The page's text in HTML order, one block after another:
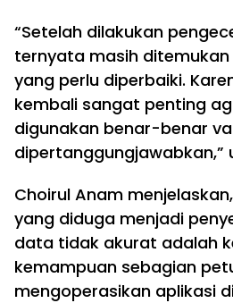
“Setelah dilakukan
ternyata masih
yang perlu diperbaiki.
kembali sangat penting
digunakan benar-benar
dipertanggungjawabkan,”
Choirul Anam
yang diduga menjadi
data tidak akurat adalah
kemampuan sebagian
mengoperasikan aplikasi